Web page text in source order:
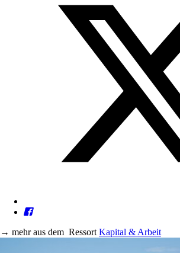
→ mehr aus dem Ressort Kapital & Arbeit